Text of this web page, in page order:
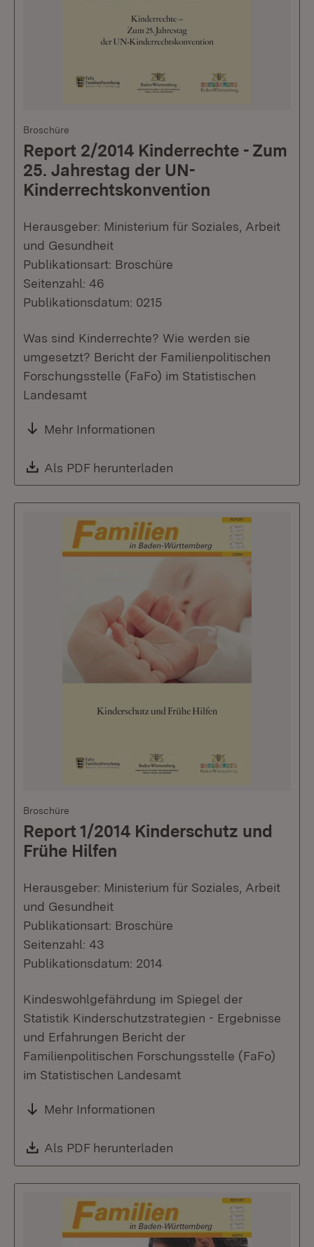
Broschüre
Report 2/2014 Kinderrechte - Zum
25. Jahrestag der UN-
Kinderrechtskonvention
Herausgeber: Ministerium für Soziales, Arbeit
und Gesundheit
Publikationsart: Broschüre
Seitenzahl: 46
Publikationsdatum: 0215
Was sind Kinderrechte? Wie werden sie
umgesetzt? Bericht der Familienpolitischen
Forschungsstelle (FaFo) im Statistischen
Landesamt
Mehr Informationen
Download:
Als PDF herunterladen
Broschüre
Report 1/2014 Kinderschutz und
Frühe Hilfen
Herausgeber: Ministerium für Soziales, Arbeit
und Gesundheit
Publikationsart: Broschüre
Seitenzahl: 43
Publikationsdatum: 2014
Kindeswohlgefährdung im Spiegel der
Statistik Kinderschutzstrategien - Ergebnisse
und Erfahrungen Bericht der
Familienpolitischen Forschungsstelle (FaFo)
im Statistischen Landesamt
Mehr Informationen
Download:
Als PDF herunterladen